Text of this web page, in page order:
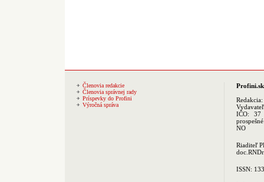
Členovia redakcie
Členovia správnej rady
Príspevky do Profini
Výročná správa
Profini.sk
Redakcia:
IČO: 37
NO
Riaditeľ
ISSN: